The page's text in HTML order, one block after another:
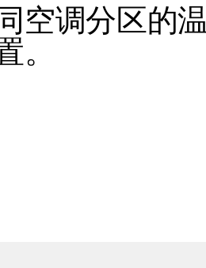
空调分区的
。